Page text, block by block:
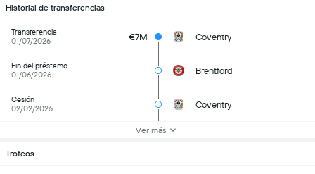
Historial de transferencias
Transferencia
01/07/2026
€7M Coventry
Fin del préstamo
01/06/2026
Brentford
Cesión
02/02/2026
Coventry
Ver más
Trofeos